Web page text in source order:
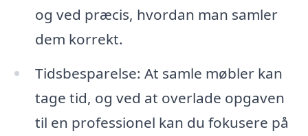
og ved præcis, hvordan man samler
dem korrekt.
Tidsbesparelse: At samle møbler kan
tage tid, og ved at overlade opgaven
til en professionel kan du fokusere på